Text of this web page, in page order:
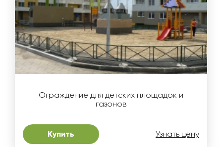
Ограждение для детских площадок и
газонов
Купить Узнать цену